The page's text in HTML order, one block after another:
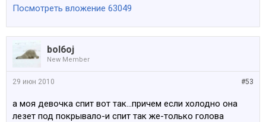
Посмотреть вложение 63049
bol6oj
New Member
#53
29 июн 2010
а моя девочка спит вот так...причем если холодно она
лезет под покрывало-и спит так же-только голова